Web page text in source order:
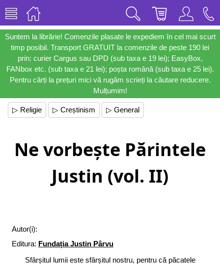
Suntem la librărie! Comenzile plasate le expediem în cel mai scurt
timp posibil. Transport GRATUIT la comenzile de peste 190 lei
prin: curier Cargus sau DPD (sub taxa e 19 lei); EasyBox,
FANbox etc. (sub taxa e 21 lei); poșta română (sub taxa e 25 lei).
Pentru cărți la prețuri mici vă rugăm scrieți la căutare reducere.
Mulțumim!
▷ Religie ▷ Creștinism ▷ General
Ne vorbește Părintele
Justin (vol. II)
Autor(i):
Editura: Fundația Justin Pârvu
Sfârșitul lumii este sfârșitul nostru, pentru că păcatele